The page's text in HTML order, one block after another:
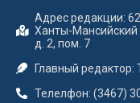
Адрес редакции:
Ханты-Мансийский
д. 2, пом. 7
Главный
Телелфон: (3467)